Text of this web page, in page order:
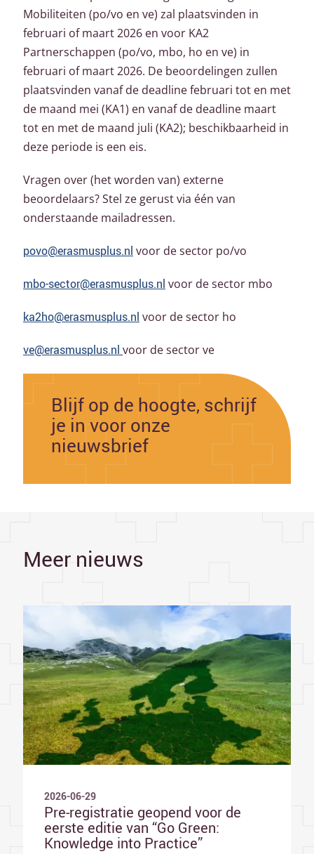
Blijf op de hoogte, schrijf
je in voor onze
nieuwsbrief
Mobiliteiten (po/vo en ve) zal plaatsvinden in
februari of maart 2026 en voor KA2
Partnerschappen (po/vo, mbo, ho en ve) in
februari of maart 2026. De beoordelingen zullen
plaatsvinden vanaf de deadline februari tot en met
de maand mei (KA1) en vanaf de deadline maart
tot en met de maand juli (KA2); beschikbaarheid in
deze periode is een eis.
Vragen over (het worden van) externe
beoordelaars? Stel ze gerust via één van
onderstaande mailadressen.
povo@erasmusplus.nl voor de sector po/vo
mbo-sector@erasmusplus.nl voor de sector mbo
ka2ho@erasmusplus.nl voor de sector ho
ve@erasmusplus.nl voor de sector ve
Meer nieuws
2026-06-29
Pre-registratie geopend voor de
eerste editie van “Go Green:
Knowledge into Practice”